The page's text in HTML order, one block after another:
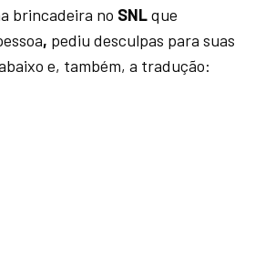
brincadeira no SNLque
, pediu desculpas para suas
e, também, a tradução: